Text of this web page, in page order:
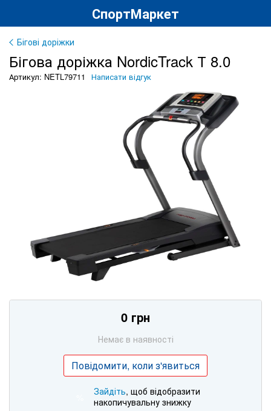
СпортМаркет
Бігові доріжки
Бігова доріжка NordicTrack Т 8.0
Артикул: NETL79711 Написати відгук
0 грн
Немає в наявності
Повідомити, коли з'явиться
Зайдіть, щоб відобразити
накопичувальну знижку